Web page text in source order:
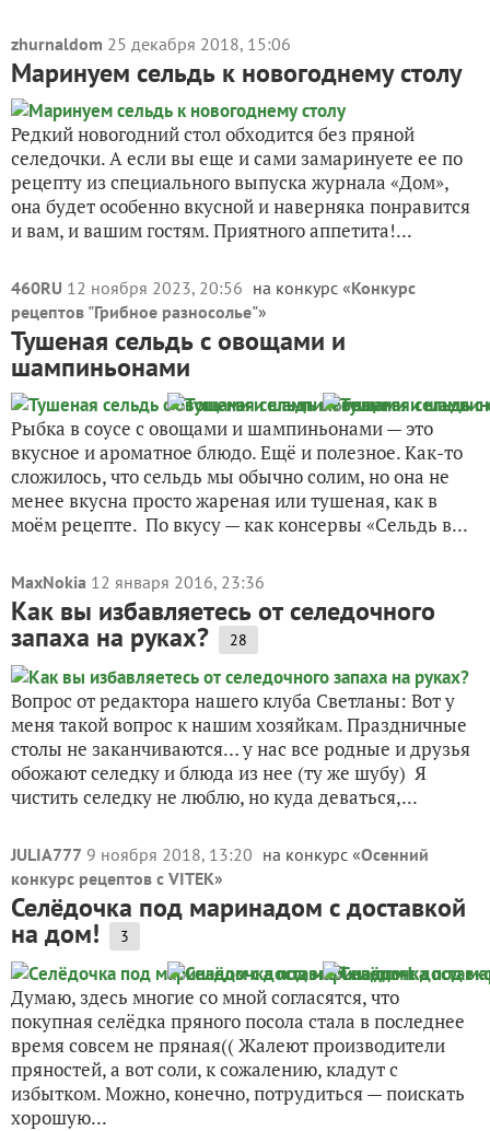
zhurnaldom 25 декабря 2018, 15:06
Маринуем сельдь к новогоднему столу
Редкий новогодний стол обходится без пряной
селедочки. А если вы еще и сами замаринуете ее по
рецепту из специального выпуска журнала «Дом»,
она будет особенно вкусной и наверняка понравится
и вам, и вашим гостям. Приятного аппетита!...
460RU 12 ноября 2023, 20:56 на конкурс «Конкурс
рецептов "Грибное разносолье"»
Тушеная сельдь с овощами и
шампиньонами
Рыбка в соусе с овощами и шампиньонами — это
вкусное и ароматное блюдо. Ещё и полезное. Как-то
сложилось, что сельдь мы обычно солим, но она не
менее вкусна просто жареная или тушеная, как в
моём рецепте. По вкусу — как консервы «Сельдь в...
MaxNokia 12 января 2016, 23:36
Как вы избавляетесь от селедочного
запаха на руках? 28
Вопрос от редактора нашего клуба Светланы: Вот у
меня такой вопрос к нашим хозяйкам. Праздничные
столы не заканчиваются… у нас все родные и друзья
обожают селедку и блюда из нее (ту же шубу) Я
чистить селедку не люблю, но куда деваться,...
JULIA777 9 ноября 2018, 13:20 на конкурс «Осенний
конкурс рецептов с VITEK»
Селёдочка под маринадом с доставкой
на дом! 3
Думаю, здесь многие со мной согласятся, что
покупная селёдка пряного посола стала в последнее
время совсем не пряная(( Жалеют производители
пряностей, а вот соли, к сожалению, кладут с
избытком. Можно, конечно, потрудиться — поискать
хорошую...